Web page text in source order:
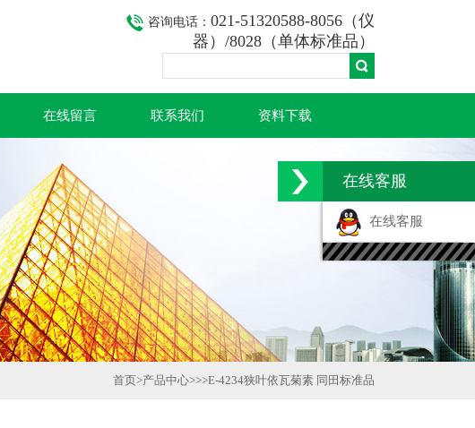
咨询电话： 021-51320588-8056（仪
器）/8028（单体标准品）
在线留言 联系我们 资料下载
首页>产品中心>>>E-4234狭叶依瓦菊素 同田标准品
在线客服
在线客服